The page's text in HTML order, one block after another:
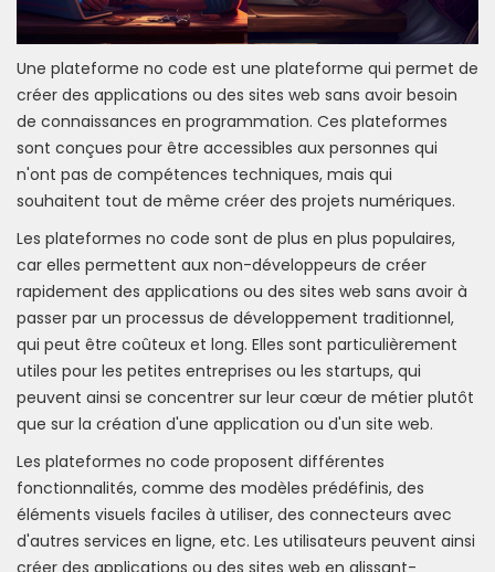
Une plateforme no code est une plateforme qui permet de
créer des applications ou des sites web sans avoir besoin
de connaissances en programmation. Ces plateformes
sont conçues pour être accessibles aux personnes qui
n'ont pas de compétences techniques, mais qui
souhaitent tout de même créer des projets numériques.
Les plateformes no code sont de plus en plus populaires,
car elles permettent aux non-développeurs de créer
rapidement des applications ou des sites web sans avoir à
passer par un processus de développement traditionnel,
qui peut être coûteux et long. Elles sont particulièrement
utiles pour les petites entreprises ou les startups, qui
peuvent ainsi se concentrer sur leur cœur de métier plutôt
que sur la création d'une application ou d'un site web.
Les plateformes no code proposent différentes
fonctionnalités, comme des modèles prédéfinis, des
éléments visuels faciles à utiliser, des connecteurs avec
d'autres services en ligne, etc. Les utilisateurs peuvent ainsi